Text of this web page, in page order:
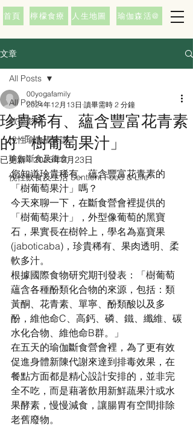
首頁 檸檬食療 人生地圖 瑜伽森活@
文章
All Posts
教學影片
悅性瑜伽蔬食譜
瑜伽斷食及復食
悅性飲食及生活 Sentient Food & Life
All Posts
珍貴稀有、蘊含豐富花青素
的「樹葡萄果汁」
00yogafamily
2024年12月13日 讀畢需時 2 分鐘
已更新：2025年2月23日
您知道珍貴稀有、蘊含豐富花青素的
「樹葡萄果汁」嗎？
今天來聊一下，在斷食營會裡提供的
「樹葡萄果汁」，外型像葡萄的黑寶
石，果實長在樹幹上，學名為嘉寶果
(jaboticaba)，珍貴稀有、果肉透明、柔
軟多汁。
根據國際食物研究期刊發表：「樹葡萄
蘊含各種酚類化合物的來源，包括：類
黃酮、花青素、單寧、酚類酸以及多
酚，維他命C、高鈣、磷、鐵、纖維、碳
水化合物、維他命B群。」
在五天的瑜伽斷食營會裡，為了更有效
促進身體新陳代謝來達到排毒效果，在
餐點方面都是精心設計安排的，並非完
全不吃，而是藉著飲用新鮮蔬果汁或水
果酵素，慢慢減食，讓腸胃有空間排除
老舊廢物。